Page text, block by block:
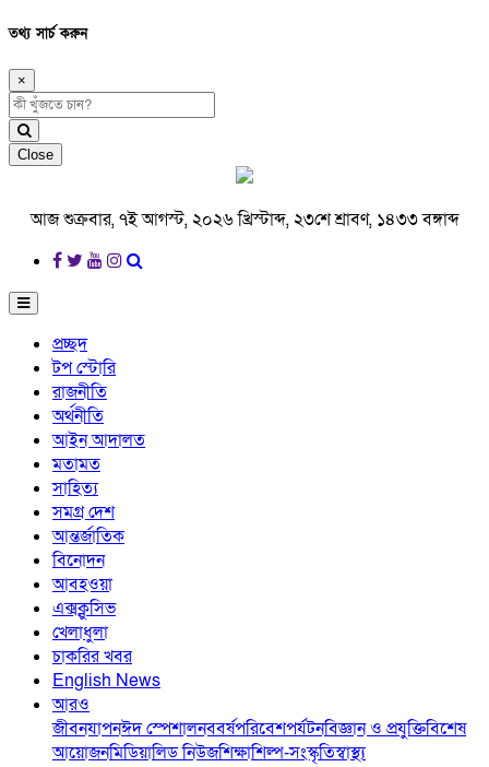
তথ্য সার্চ করুন
×
Close
আজ শুক্রবার, ৭ই আগস্ট, ২০২৬ খ্রিস্টাব্দ, ২৩শে শ্রাবণ, ১৪৩৩ বঙ্গাব্দ
প্রচ্ছদ
টপ স্টোরি
রাজনীতি
অর্থনীতি
আইন আদালত
মতামত
সাহিত্য
সমগ্র দেশ
আন্তর্জাতিক
বিনোদন
আবহওয়া
এক্সক্লুসিভ
খেলাধুলা
চাকরির খবর
English News
আরও
জীবনযাপনঈদ স্পেশালনববর্ষপরিবেশপর্যটনবিজ্ঞান ও প্রযুক্তিবিশেষ
আয়োজনমিডিয়ালিড নিউজশিক্ষাশিল্প-সংস্কৃতিস্বাস্থ্য